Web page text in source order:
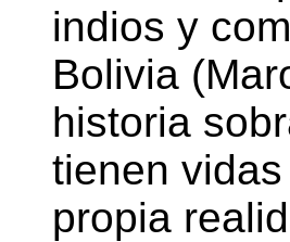
indios y
Bolivia
historia
tienen
propia